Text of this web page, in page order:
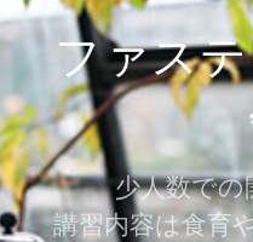
ファス
少人数で
講習内容は食育